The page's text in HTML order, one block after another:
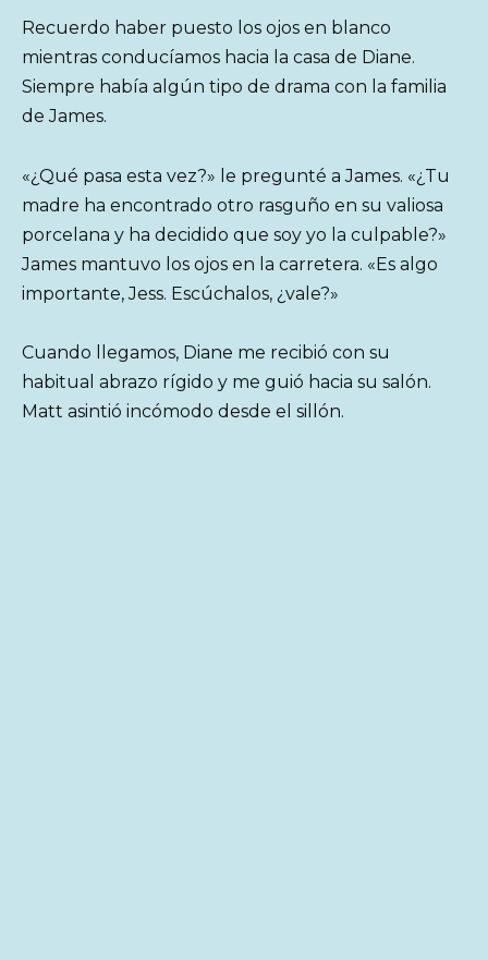
Recuerdo haber puesto los ojos en blanco
mientras conducíamos hacia la casa de Diane.
Siempre había algún tipo de drama con la familia
de James.
«¿Qué pasa esta vez?» le pregunté a James. «¿Tu
madre ha encontrado otro rasguño en su valiosa
porcelana y ha decidido que soy yo la culpable?»
James mantuvo los ojos en la carretera. «Es algo
importante, Jess. Escúchalos, ¿vale?»
Cuando llegamos, Diane me recibió con su
habitual abrazo rígido y me guió hacia su salón.
Matt asintió incómodo desde el sillón.